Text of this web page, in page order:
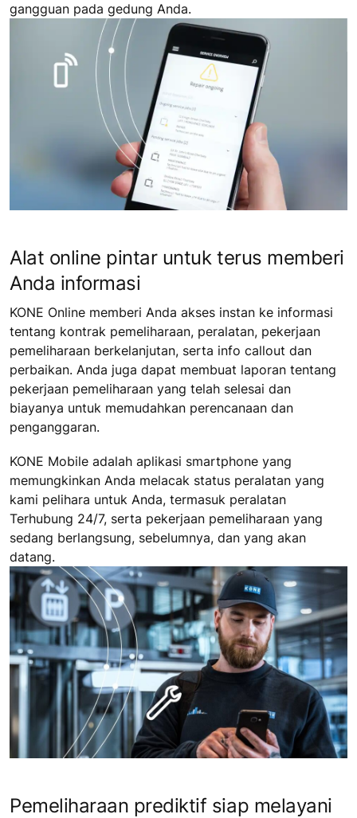
gangguan pada gedung Anda.
Alat online pintar untuk terus memberi
Anda informasi
KONE Online memberi Anda akses instan ke informasi
tentang kontrak pemeliharaan, peralatan, pekerjaan
pemeliharaan berkelanjutan, serta info callout dan
perbaikan. Anda juga dapat membuat laporan tentang
pekerjaan pemeliharaan yang telah selesai dan
biayanya untuk memudahkan perencanaan dan
penganggaran.
KONE Mobile adalah aplikasi smartphone yang
memungkinkan Anda melacak status peralatan yang
kami pelihara untuk Anda, termasuk peralatan
Terhubung 24/7, serta pekerjaan pemeliharaan yang
sedang berlangsung, sebelumnya, dan yang akan
datang.
Pemeliharaan prediktif siap melayani